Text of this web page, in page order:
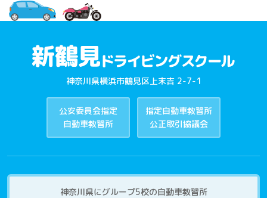
神奈川県横浜市鶴見区上末吉 2-7-1
公安委員会指定
自動車教習所
指定自動車教習所
公正取引協議会
神奈川県にグループ5校の自動車教習所